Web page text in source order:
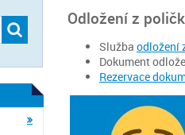
Odložení z
Služba odložení
Dokument
Rezervace